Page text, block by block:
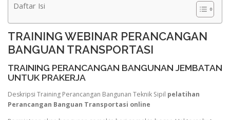
Daftar Isi
TRAINING WEBINAR PERANCANGAN
BANGUAN TRANSPORTASI
TRAINING PERANCANGAN BANGUNAN JEMBATAN
UNTUK PRAKERJA
Deskripsi Training Perancangan Bangunan Teknik Sipil pelatihan
Perancangan Banguan Transportasi online